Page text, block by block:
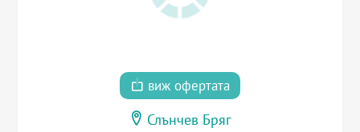
виж офертата
Слънчев Бряг